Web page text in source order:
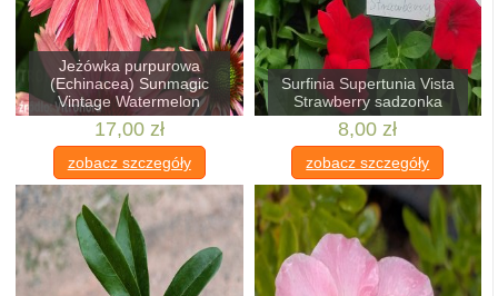
Jeżówka purpurowa
(Echinacea) Sunmagic
Vintage Watermelon
17,00 zł
zobacz szczegóły
Surfinia Supertunia Vista
Strawberry sadzonka
8,00 zł
zobacz szczegóły